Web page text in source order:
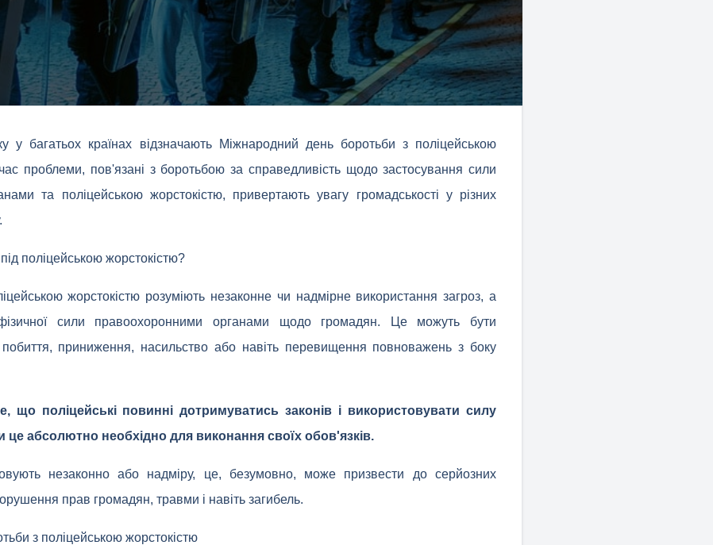
у багатьох країнах відзначають Міжнародний день боротьби з поліцейською
проблеми, пов'язані з боротьбою за справедливість щодо застосування сили
та поліцейською жорстокістю, привертають увагу громадськості у різних
поліцейською жорстокістю?
жорстокістю розуміють незаконне чи надмірне використання загроз, а
сили правоохоронними органами щодо громадян. Це можуть бути
побиття, приниження, насильство або навіть перевищення повноважень з боку
що поліцейські повинні дотримуватись законів і використовувати силу
це абсолютно необхідно для виконання своїх обов'язків.
незаконно або надміру, це, безумовно, може призвести до серйозних
прав громадян, травми і навіть загибель.
з поліцейською жорстокістю